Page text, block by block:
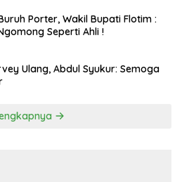
Porter, Wakil Bupati Flotim :
Seperti Ahli !
Ulang, Abdul Syukur: Semoga